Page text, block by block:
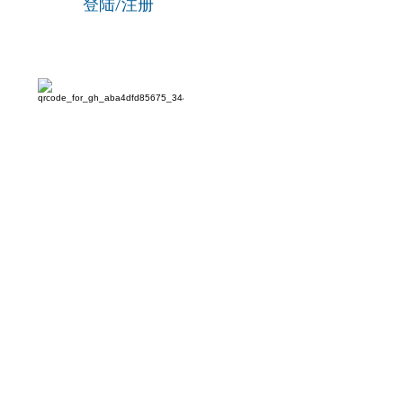
登陆/注册